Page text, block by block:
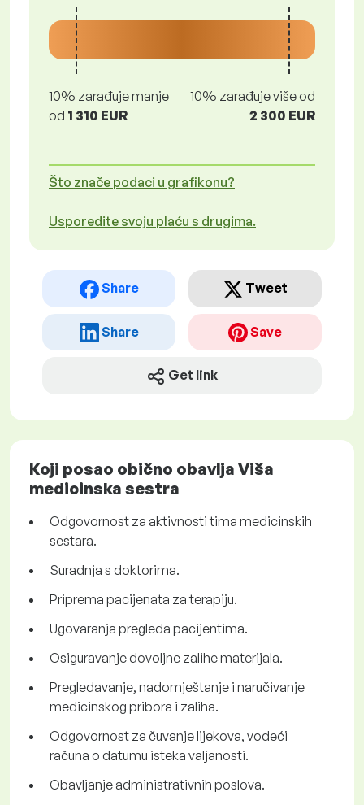
10% zarađuje manje
od 1 310 EUR
10% zarađuje više od
2 300 EUR
Što znače podaci u grafikonu?
Usporedite svoju plaću s drugima.
Share Tweet
Share Save
Get link
Koji posao obično obavlja Viša
medicinska sestra
Odgovornost za aktivnosti tima medicinskih
sestara.
Suradnja s doktorima.
Priprema pacijenata za terapiju.
Ugovaranja pregleda pacijentima.
Osiguravanje dovoljne zalihe materijala.
Pregledavanje, nadomještanje i naručivanje
medicinskog pribora i zaliha.
Odgovornost za čuvanje lijekova, vodeći
računa o datumu isteka valjanosti.
Obavljanje administrativnih poslova.